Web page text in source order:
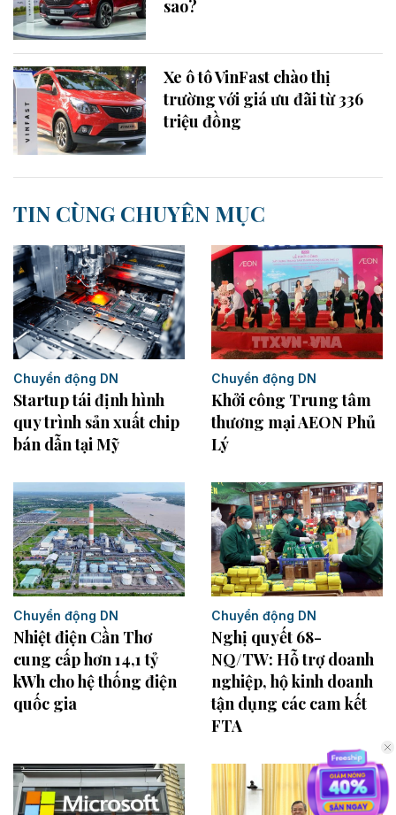
sao?
Xe ô tô VinFast chào thị
trường với giá ưu đãi từ 336
triệu đồng
TIN CÙNG CHUYÊN MỤC
Chuyển động DN
Startup tái định hình
quy trình sản xuất chip
bán dẫn tại Mỹ
Chuyển động DN
Khởi công Trung tâm
thương mại AEON Phủ
Lý
Chuyển động DN
Nhiệt điện Cần Thơ
cung cấp hơn 14,1 tỷ
kWh cho hệ thống điện
quốc gia
Chuyển động DN
Nghị quyết 68-
NQ/TW: Hỗ trợ doanh
nghiệp, hộ kinh doanh
tận dụng các cam kết
FTA